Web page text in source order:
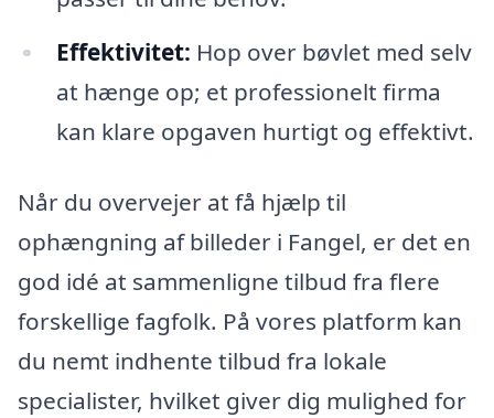
Effektivitet: Hop over bøvlet med selv
at hænge op; et professionelt firma
kan klare opgaven hurtigt og effektivt.
Når du overvejer at få hjælp til
ophængning af billeder i Fangel, er det en
god idé at sammenligne tilbud fra flere
forskellige fagfolk. På vores platform kan
du nemt indhente tilbud fra lokale
specialister, hvilket giver dig mulighed for